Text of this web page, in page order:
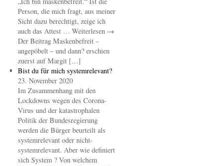
Person, die mich fragt, aus meiner
Sicht dazu berechtigt, zeige ich
auch das Attest … Weiterlesen →
Der Beitrag Maskenbefreit –
angepöbelt – und dann? erschien
zuerst auf Margit […]
Bist du für mich systemrelevant?
23. November 2020
Im Zusammenhang mit den
Lockdowns wegen des Corona-
Virus und der katastrophalen
Politik der Bundesregierung
werden die Bürger beurteilt als
systemrelevant oder nicht-
systemrelevant. Aber wie definiert
sich System ? Von welchem